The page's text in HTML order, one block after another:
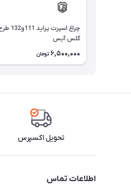
چراغ اسپرت پراید
گلس آیس
6,500,000 تومان
تحویل اکسپرس
اطلاعات تماس